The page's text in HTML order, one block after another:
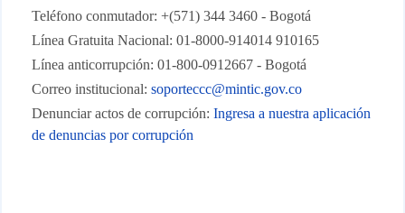
Teléfono conmutador: +(571) 344 3460 - Bogotá
Línea Gratuita Nacional: 01-8000-914014 910165
Línea anticorrupción: 01-800-0912667 - Bogotá
Correo institucional: soporteccc@mintic.gov.co
Denunciar actos de corrupción: Ingresa a nuestra aplicación
de denuncias por corrupción